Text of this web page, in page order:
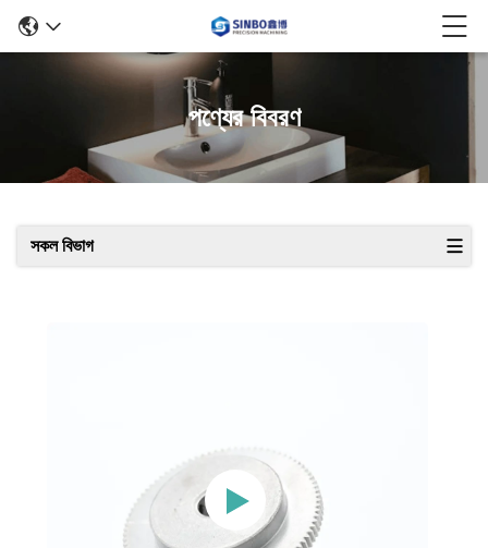
পণ্যের বিবরণ
সকল বিভাগ